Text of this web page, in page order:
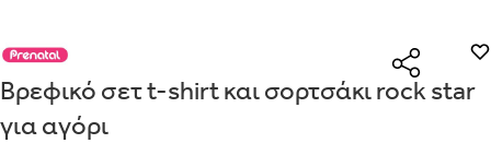
Βρεφικό σετ t-shirt και σορτσάκι rock star
για αγόρι